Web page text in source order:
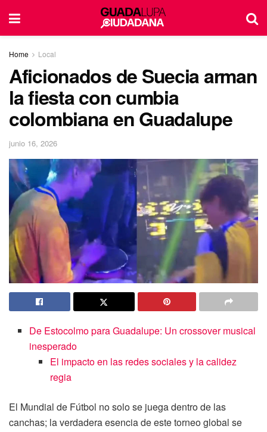
Home Local
Aficionados de Suecia arman
la fiesta con cumbia
colombiana en Guadalupe
junio 16, 2026
De Estocolmo para Guadalupe: Un crossover musical
inesperado
El impacto en las redes sociales y la calidez
regia
El Mundial de Fútbol no solo se juega dentro de las
canchas; la verdadera esencia de este torneo global se